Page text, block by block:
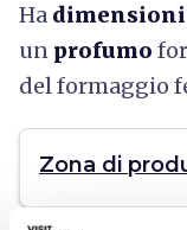
Ha dimensioni
un profumo
del formaggio
Zona di